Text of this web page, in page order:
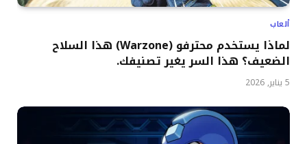
ألعاب
لماذا يستخدم محترفو (Warzone) هذا السلاح
الضعيف؟ هذا السر يغير تصنيفك.
5 يناير, 2026